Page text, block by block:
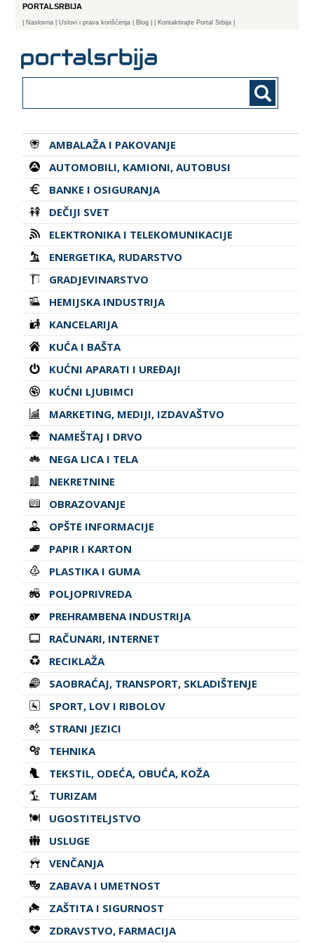
PORTALSRBIJA
Naslovna | Uslovi i prava korišćenja Blog | Kontaktirajte Portal Srbija |
AMBALAŽA I PAKOVANJE
AUTOMOBILI, KAMIONI, AUTOBUSI
BANKE I OSIGURANJA
DEČIJI SVET
ELEKTRONIKA I TELEKOMUNIKACIJE
ENERGETIKA, RUDARSTVO
GRADJEVINARSTVO
HEMIJSKA INDUSTRIJA
KANCELARIJA
KUĆA I BAŠTA
KUĆNI APARATI I UREĐAJI
KUĆNI LJUBIMCI
MARKETING, MEDIJI, IZDAVAŠTVO
NAMEŠTAJ I DRVO
NEGA LICA I TELA
NEKRETNINE
OBRAZOVANJE
OPŠTE INFORMACIJE
PAPIR I KARTON
PLASTIKA I GUMA
POLJOPRIVREDA
PREHRAMBENA INDUSTRIJA
RAČUNARI, INTERNET
RECIKLAŽA
SAOBRAĆAJ, TRANSPORT, SKLADIŠTENJE
SPORT, LOV I RIBOLOV
STRANI JEZICI
TEHNIKA
TEKSTIL, ODEĆA, OBUĆA, KOŽA
TURIZAM
UGOSTITELJSTVO
USLUGE
VENČANJA
ZABAVA I UMETNOST
ZAŠTITA I SIGURNOST
ZDRAVSTVO, FARMACIJA